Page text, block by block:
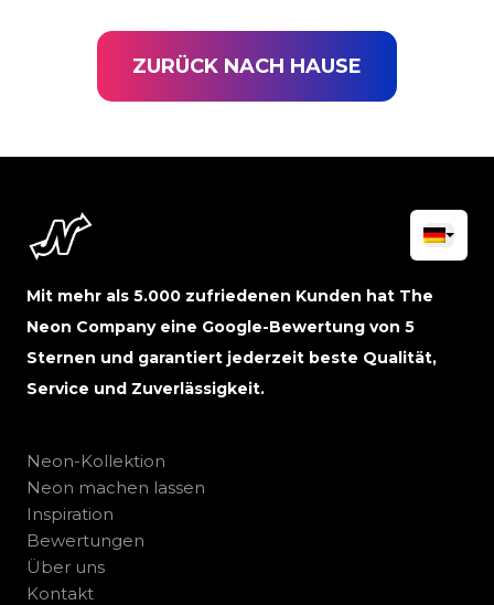
ZURÜCK NACH HAUSE
Mit mehr als 5.000 zufriedenen Kunden hat The
Neon Company eine Google-Bewertung von 5
Sternen und garantiert jederzeit beste Qualität,
Service und Zuverlässigkeit.
Neon-Kollektion
Neon machen lassen
Inspiration
Bewertungen
Über uns
Kontakt